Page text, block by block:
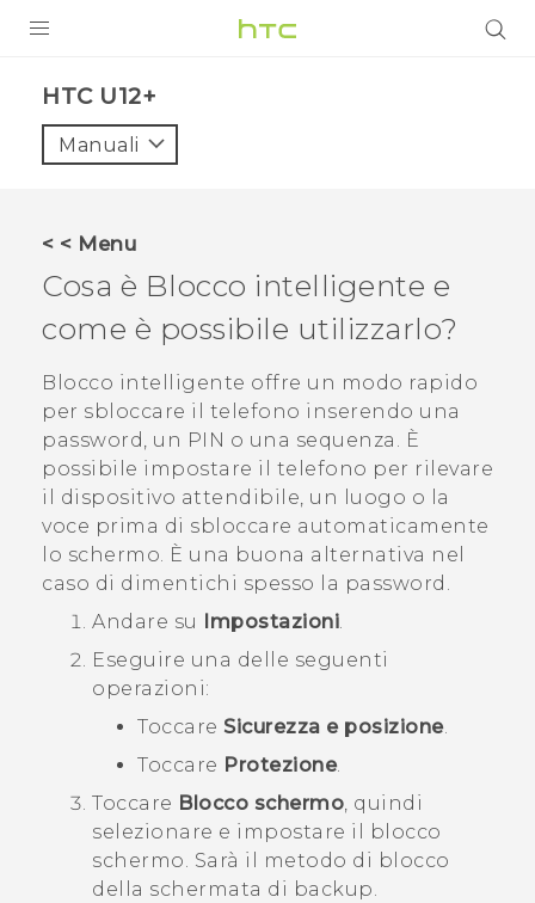
VIVE
VIVERSE
ASSISTENZA
Accessori e dispositivi HTC
Accesso
HTC U12+‎
Manuali
< < Menu
Cosa è Blocco intelligente e
come è possibile utilizzarlo?
Blocco intelligente offre un modo rapido
per sbloccare il telefono inserendo una
password, un PIN o una sequenza. È
possibile impostare il telefono per rilevare
il dispositivo attendibile, un luogo o la
voce prima di sbloccare automaticamente
lo schermo. È una buona alternativa nel
caso di dimentichi spesso la password.
Andare su
Impostazioni.
Eseguire una delle seguenti
operazioni:
Toccare Sicurezza e posizione.
Toccare Protezione.
Toccare Blocco schermo, quindi
selezionare e impostare il blocco
schermo. Sarà il metodo di blocco
della schermata di backup.